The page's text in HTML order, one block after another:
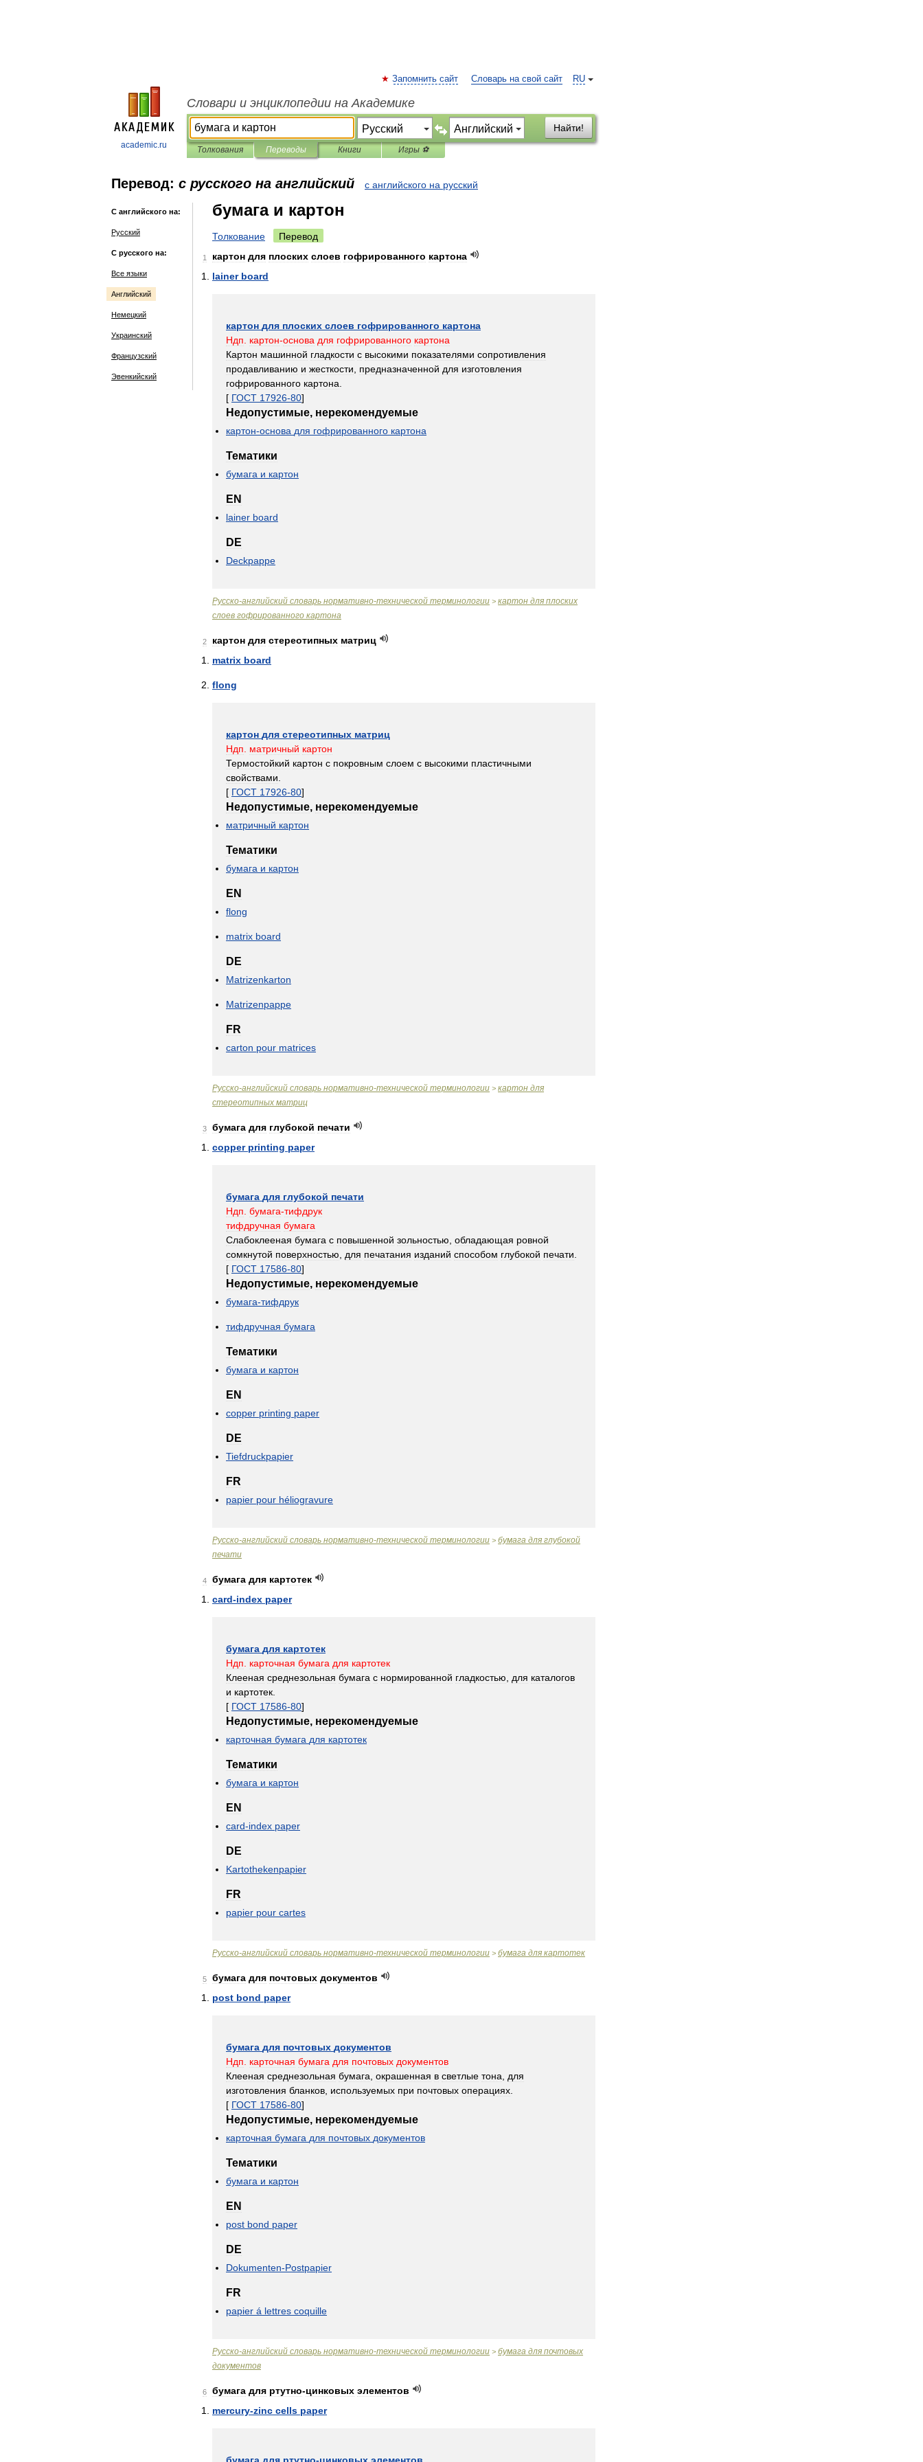
academic.ru
RU
Запомнить сайт Словарь на свой сайт
Словари и энциклопедии на Академике
Найти!
Толкования Переводы Книги Игры ⚽
Перевод: с русского на английский с английского на русский
С английского на:
Русский
С русского на:
Все языки
Английский
Немецкий
Украинский
Французский
Эвенкийский
бумага и картон
Толкование Перевод
1 картон для плоских слоев гофрированного картона
lainer board
картон для плоских слоев гофрированного картона
Ндп
картон-основа для гофрированного картона
Картон машинной гладкости с высокими показателями сопротивления
продавливанию и жесткости предназначенной для изготовления
гофрированного картона
[ ГОСТ 17926-80]
Недопустимые, нерекомендуемые
картон-основа для гофрированного картона
Тематики
бумага и картон
EN
lainer board
DE
Deckpappe
Русско-английский словарь нормативно-технической терминологии > картон для плоских
слоев гофрированного картона
2 картон для стереотипных матриц
matrix board
flong
картон для стереотипных матриц
Ндп
матричный картон
Термостойкий картон с покровным слоем с высокими пластичными
свойствами
[ ГОСТ 17926-80]
Недопустимые, нерекомендуемые
матричный картон
Тематики
бумага и картон
EN
flong
matrix board
DE
Matrizenkarton
Matrizenpappe
FR
carton pour matrices
Русско-английский словарь нормативно-технической терминологии > картон для
стереотипных матриц
3 бумага для глубокой печати
copper printing paper
бумага для глубокой печати
Ндп бумага-тифдрук
тифдручная бумага
Слабоклееная бумага с повышенной зольностью обладающая ровной
сомкнутой поверхностью для печатания изданий способом глубокой печати
[ ГОСТ 17586-80]
Недопустимые, нерекомендуемые
бумага-тифдрук
тифдручная бумага
Тематики
бумага и картон
EN
copper printing paper
DE
Tiefdruckpapier
FR
papier pour héliogravure
Русско-английский словарь нормативно-технической терминологии > бумага для глубокой
печати
4 бумага для картотек
card-index paper
бумага для картотек
Ндп
карточная бумага для картотек
Клееная среднезольная бумага с нормированной гладкостью для каталогов
и картотек
[ ГОСТ 17586-80]
Недопустимые, нерекомендуемые
карточная бумага для картотек
Тематики
бумага и картон
EN
card-index paper
DE
Kartothekenpapier
FR
papier pour cartes
Русско-английский словарь нормативно-технической терминологии > бумага для картотек
5 бумага для почтовых документов
post bond paper
бумага для почтовых документов
Ндп
карточная бумага для почтовых документов
Клееная среднезольная бумага окрашенная в светлые тона
для
изготовления бланков используемых при почтовых операциях
[ ГОСТ 17586-80]
Недопустимые, нерекомендуемые
карточная бумага для почтовых документов
Тематики
бумага и картон
EN
post bond paper
DE
Dokumenten-Postpapier
FR
papier á lettres coquille
Русско-английский словарь нормативно-технической терминологии > бумага для почтовых
документов
6 бумага для ртутно-цинковых элементов
mercury-zinc cells paper